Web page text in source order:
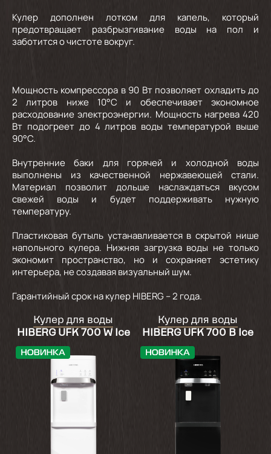
Кулер дополнен лотком для капель, который
предотвращает разбрызгивание воды на пол и
заботится о чистоте вокруг.
Мощность компрессора в 90 Вт позволяет охладить до
2 литров ниже 10°С и обеспечивает экономное
расходование электроэнергии. Мощность нагрева 420
Вт подогреет до 4 литров воды температурой выше
90°С.
Внутренние баки для горячей и холодной воды
выполнены из качественной нержавеющей стали.
Материал позволит дольше наслаждаться вкусом
свежей воды и будет поддерживать нужную
температуру.
Пластиковая бутыль устанавливается в скрытой нише
напольного кулера. Нижняя загрузка воды не только
экономит пространство, но и сохраняет эстетику
интерьера, не создавая визуальный шум.
Гарантийный срок на кулер HIBERG – 2 года.
Кулер для воды
HIBERG UFK 700 W Ice
Кулер для воды
HIBERG UFK 700 B Ice